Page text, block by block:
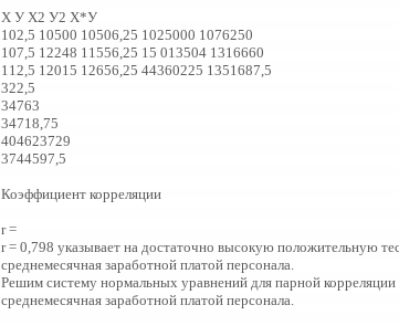
Х У Х2 У2 Х*У
102,5 10500 10506,25 1025000 1076250
107,5 12248 11556,25 15 013504 1316660
112,5 12015 12656,25 44360225 1351687,5
322,5
34763
34718,75
404623729
3744597,5
Коэффициент корреляции
r =
r = 0,798 указывает на достаточно высокую положительную
среднемесячная заработной платой персонала.
Решим систему нормальных уравнений для парной
среднемесячная заработной платой персонала.